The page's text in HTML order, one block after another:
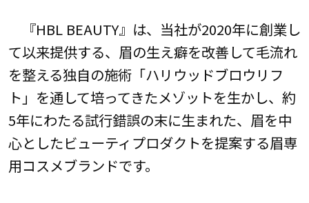
『HBL BEAUTY』は、当社が2020年に創業し
て以来提供する、眉の生え癖を改善して毛流れ
を整える独自の施術「ハリウッドブロウリフ
ト」を通して培ってきたメゾットを生かし、約
5年にわたる試行錯誤の末に生まれた、眉を中
心としたビューティプロダクトを提案する眉専
用コスメブランドです。